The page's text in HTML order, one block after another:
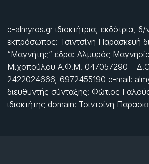
e-almyros.gr ιδιοκτήτρια, εκδότρια, δ/
εκπρόσωπος: Τσιντσίνη Παρασκευή
“Μαγνήτης” έδρα: Αλμυρός
Μιχοπούλου Α.Φ.Μ. 047057290 –
2422024666, 6972455190 e-mail:
διευθυντής σύνταξης: Φώτιος
ιδιοκτήτης domain: Τσιντσίνη